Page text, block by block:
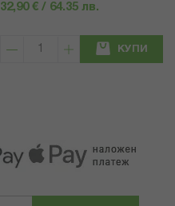
32,90 € / 64.35 лв.
КУПИ